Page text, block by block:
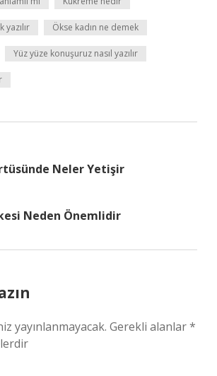
yazılır Ökse kadın ne demek
Yüz yüze konuşuruz nasıl yazılır
Neler Yetişir
Neden Önemlidir
yayınlanmayacak. Gerekli alanlar*